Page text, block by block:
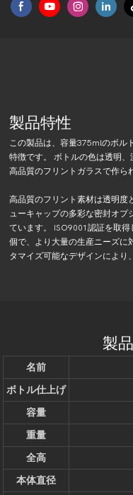
製品特性
この製品は、容量375mlのボル
特徴です。 ボトルの色は透明、
高品質のフリントガラスで作ら
高品質のフリント素材は透明度
ューキャップの多彩な密封オプ
ています。 ISO9001認証を取
個で、より大量の生産ニーズに
タマイズ可能なデザインにより
製
名前
ボトル仕上げ
容量
重量
全高
本体直径